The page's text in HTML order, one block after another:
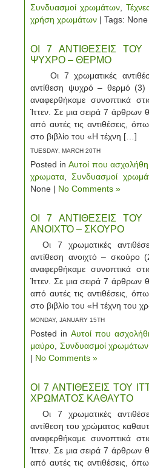
Συνδυασμοί χρωμάτων,
χρήση χρωμάτων | Tags: None
ΟΙ 7 ΑΝΤΙΘΕΣΕΙΣ
ΨΥΧΡΟ – ΘΕΡΜΟ
Οι 7 χρωματικές
αντίθεση ψυχρό –
αναφερθήκαμε συνοπτικά
Ίττεν. Σε μια σειρά 7 άρθρων
από αυτές τις αντιθέσεις,
στο βιβλίο του «Η τέχνη […]
TUESDAY, MARCH 20TH
Posted inΑυτοί που
χρωματα ,Συνδυασμοί
None | No Comments »
ΟΙ 7 ΑΝΤΙΘΕΣΕΙΣ
ΑΝΟΙΧΤΌ – ΣΚΟΥΡΟ
Οι 7 χρωματικές
αντίθεση ανοιχτό –
αναφερθήκαμε συνοπτικά
Ίττεν. Σε μια σειρά 7 άρθρων
από αυτές τις αντιθέσεις,
στο βιβλίο του «Η τέχνη του
MONDAY, JANUARY 15TH
Posted inΑυτοί που
μαύρο Συνδυασμοί χρωμάτων
| No Comments »
ΟΙ 7 ΑΝΤΙΘΕΣΕΙΣ ΤΟΥ
ΧΡΩΜΑΤΟΣ ΚΑΘΑΥΤΟ
Οι 7 χρωματικές
αντίθεση του χρώματος
αναφερθήκαμε συνοπτικά
Ίττεν. Σε μια σειρά 7 άρθρων
από αυτές τις αντιθέσεις,